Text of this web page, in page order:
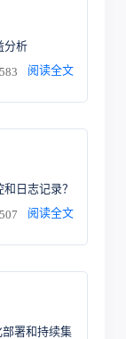
分析
阅读全文
日志记录？
阅读全文
署和持续集